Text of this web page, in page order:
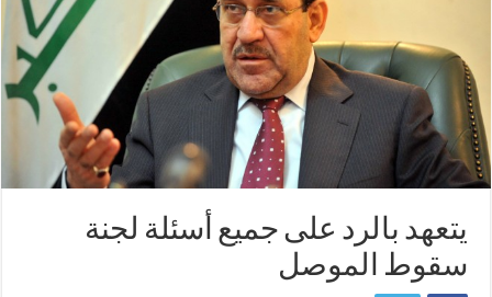
يتعهد بالرد على جميع أسئلة لجنة
سقوط الموصل